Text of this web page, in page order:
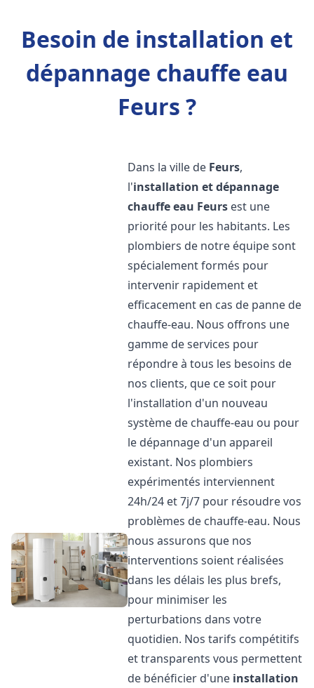
Besoin de installation et
dépannage chauffe eau
Feurs ?
Dans la ville de Feurs,
l'installation et dépannage
chauffe eau Feurs est une
priorité pour les habitants. Les
plombiers de notre équipe sont
spécialement formés pour
intervenir rapidement et
efficacement en cas de panne de
chauffe-eau. Nous offrons une
gamme de services pour
répondre à tous les besoins de
nos clients, que ce soit pour
l'installation d'un nouveau
système de chauffe-eau ou pour
le dépannage d'un appareil
existant. Nos plombiers
expérimentés interviennent
24h/24 et 7j/7 pour résoudre vos
problèmes de chauffe-eau. Nous
nous assurons que nos
interventions soient réalisées
dans les délais les plus brefs,
pour minimiser les
perturbations dans votre
quotidien. Nos tarifs compétitifs
et transparents vous permettent
de bénéficier d'une installation